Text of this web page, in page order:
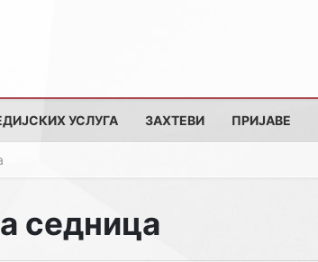
УСЛУГА ЗАХТЕВИ ПРИЈАВЕ
седница